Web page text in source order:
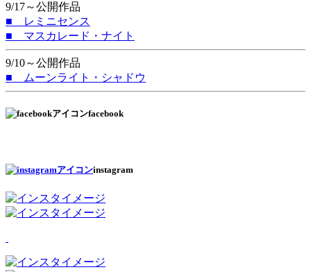
9/17～公開作品
■ レミニセンス
■ マスカレード・ナイト
9/10～公開作品
■ ムーンライト・シャドウ
facebook
instagram